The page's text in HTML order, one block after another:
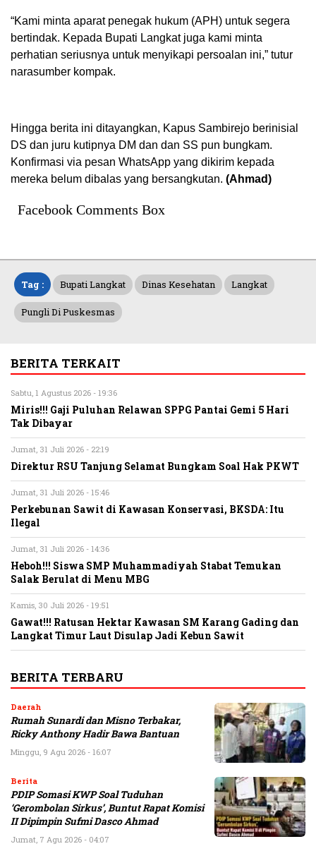
“Kami minta aparat penegak hukum (APH) untuk segera
bertindak. Kepada Bupati Langkat juga kami minta
perhatian seriusnya untuk menyikapi persoalan ini,” tutur
narasumber kompak.
Hingga berita ini ditayangkan, Kapus Sambirejo berinisial
DS dan juru kutipnya DM dan dan SS pun bungkam.
Konfirmasi via pesan WhatsApp yang dikirim kepada
mereka belum dibalas yang bersangkutan. (Ahmad)
Facebook Comments Box
Tag : Bupati Langkat Dinas Kesehatan Langkat
Pungli Di Puskesmas
BERITA TERKAIT
Sabtu, 1 Agustus 2026 - 19:36
Miris!!! Gaji Puluhan Relawan SPPG Pantai Gemi 5 Hari
Tak Dibayar
Jumat, 31 Juli 2026 - 22:19
Direktur RSU Tanjung Selamat Bungkam Soal Hak PKWT
Jumat, 31 Juli 2026 - 15:46
Perkebunan Sawit di Kawasan Konservasi, BKSDA: Itu
Ilegal
Jumat, 31 Juli 2026 - 14:36
Heboh!!! Siswa SMP Muhammadiyah Stabat Temukan
Salak Berulat di Menu MBG
Kamis, 30 Juli 2026 - 19:51
Gawat!!! Ratusan Hektar Kawasan SM Karang Gading dan
Langkat Timur Laut Disulap Jadi Kebun Sawit
BERITA TERBARU
Daerah
Rumah Sunardi dan Misno Terbakar,
Ricky Anthony Hadir Bawa Bantuan
Minggu, 9 Agu 2026 - 16:07
Berita
PDIP Somasi KWP Soal Tuduhan
‘Gerombolan Sirkus’, Buntut Rapat Komisi
II Dipimpin Sufmi Dasco Ahmad
Jumat, 7 Agu 2026 - 04:07